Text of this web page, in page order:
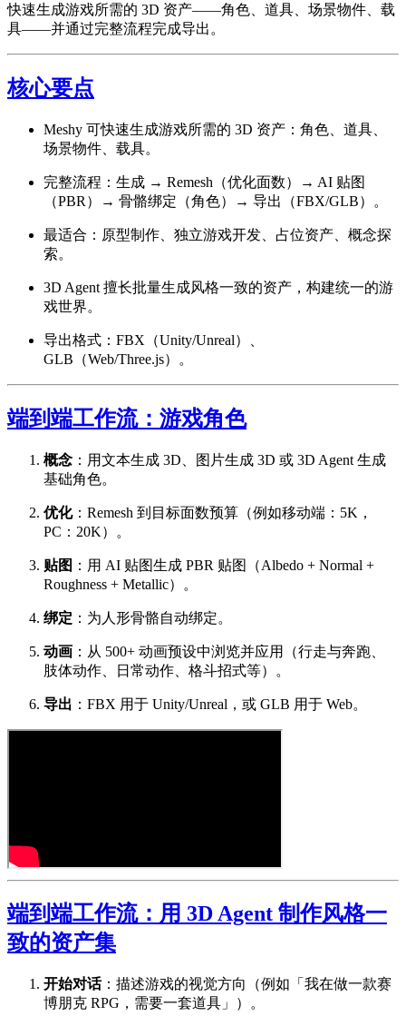
快速生成游戏所需的 3D 资产——角色、道具、场景物件、载
具——并通过完整流程完成导出。
核心要点
Meshy 可快速生成游戏所需的 3D 资产：角色、道具、
场景物件、载具。
完整流程：生成 → Remesh（优化面数）→ AI 贴图
（PBR）→ 骨骼绑定（角色）→ 导出（FBX/GLB）。
最适合：原型制作、独立游戏开发、占位资产、概念探
索。
3D Agent 擅长批量生成风格一致的资产，构建统一的游
戏世界。
导出格式：FBX（Unity/Unreal）、
GLB（Web/Three.js）。
端到端工作流：游戏角色
概念 ：用文本生成 3D、图片生成 3D 或 3D Agent 生成
基础角色。
优化：Remesh 到目标面数预算（例如移动端：5K，
PC：20K）。
贴图 ：用 AI 贴图生成 PBR 贴图（Albedo + Normal +
Roughness + Metallic）。
绑定 ：为人形骨骼自动绑定。
动画 ：从 500+ 动画预设中浏览并应用（行走与奔跑、
肢体动作、日常动作、格斗招式等）。
导出 ：FBX 用于 Unity/Unreal，或 GLB 用于 Web。
端到端工作流：用 3D Agent 制作风格一
致的资产集
开始对话：描述游戏的视觉方向（例如「我在做一款赛
博朋克 RPG，需要一套道具」）。